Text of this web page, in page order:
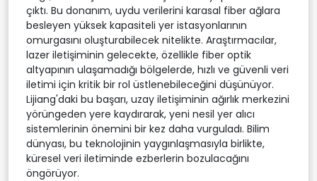
çıktı. Bu donanım, uydu verilerini karasal fiber ağlara
besleyen yüksek kapasiteli yer istasyonlarının
omurgasını oluşturabilecek nitelikte. Araştırmacılar,
lazer iletişiminin gelecekte, özellikle fiber optik
altyapının ulaşamadığı bölgelerde, hızlı ve güvenli veri
iletimi için kritik bir rol üstlenebileceğini düşünüyor.
Lijiang'daki bu başarı, uzay iletişiminin ağırlık merkezini
yörüngeden yere kaydırarak, yeni nesil yer alıcı
sistemlerinin önemini bir kez daha vurguladı. Bilim
dünyası, bu teknolojinin yaygınlaşmasıyla birlikte,
küresel veri iletiminde ezberlerin bozulacağını
öngörüyor.